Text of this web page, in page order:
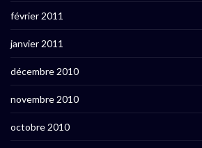
février 2011
janvier 2011
décembre 2010
novembre 2010
octobre 2010